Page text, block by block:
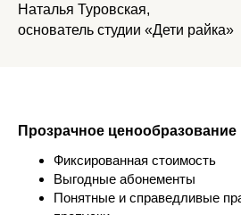
Наталья Туровская,
основатель студии «Дети райка»
Прозрачное ценообразование
Фиксированная стоимость
Выгодные абонементы
Понятные и справедливые